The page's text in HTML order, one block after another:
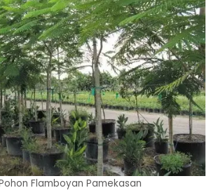
Flamboyan Pamekasan